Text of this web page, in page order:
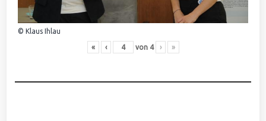
© Klaus Ihlau
« ‹ von 4 › »